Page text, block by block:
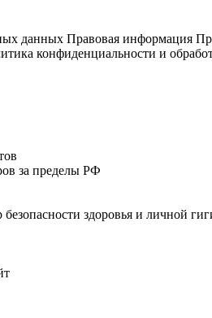
данных Правовая информация
конфиденциальности и
за пределы РФ
здоровья и личной